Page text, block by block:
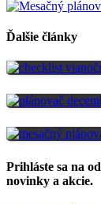
Ďalšie články
Prihláste sa na
novinky a akcie.